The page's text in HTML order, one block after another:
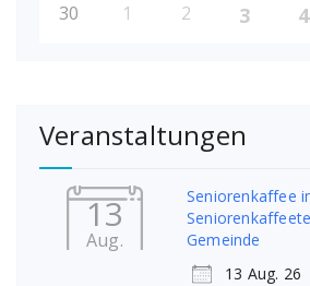
30 1 2 3 4
Veranstaltungen
13
Aug.
Seniorenkaffee
Gemeinde
13 Aug. 26